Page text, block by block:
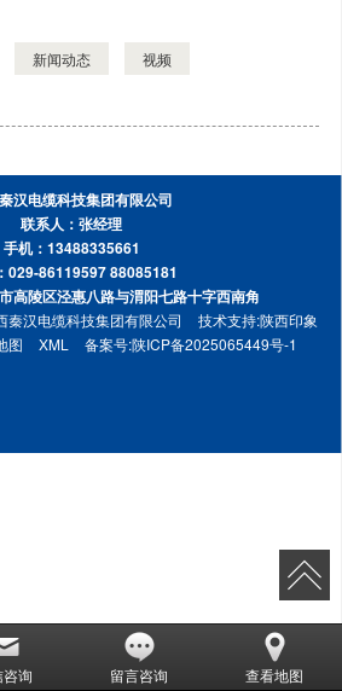
新闻动态 视频
汉电缆科技集团有限公司
联系人：张经理
手机：13488335661
029-86119597 88085181
高陵区泾惠八路与渭阳七路十字西南角
秦汉电缆科技集团有限公司 技术支持:陕西印象
图 XML 备案号:陕ICP备2025065449号-1
询 留言咨询 查看地图